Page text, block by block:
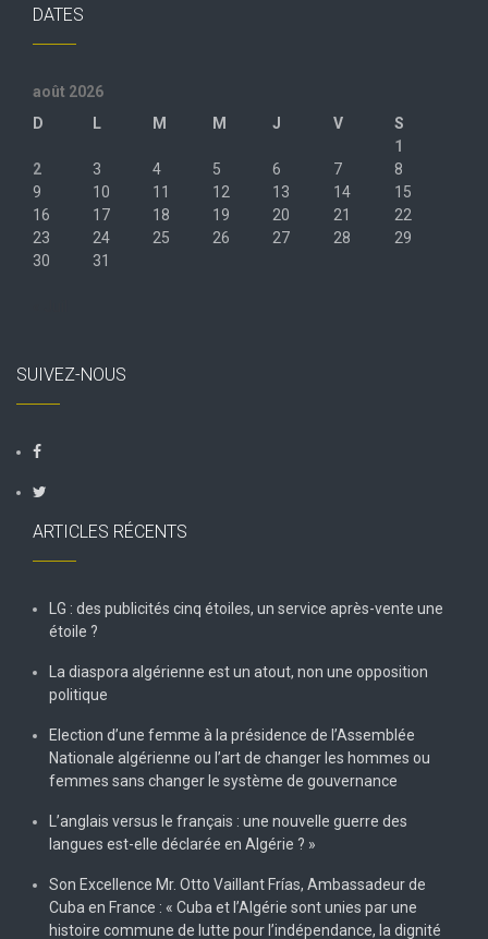
DATES
août 2026
D
L M M J V
S
1
2
3 4 5 6 7
8
9
10 11 12 13 14
15
16
17 18 19 20 21
22
23
24 25 26 27 28
29
30
31
SUIVEZ-NOUS
ARTICLES RÉCENTS
LG : des publicités cinq étoiles, un service après-vente une
étoile ?
La diaspora algérienne est un atout, non une opposition
politique
Election d’une femme à la présidence de l’Assemblée
Nationale algérienne ou l’art de changer les hommes ou
femmes sans changer le système de gouvernance
L’anglais versus le français : une nouvelle guerre des
langues est-elle déclarée en Algérie ? »
Son Excellence Mr. Otto Vaillant Frías, Ambassadeur de
Cuba en France : « Cuba et l’Algérie sont unies par une
histoire commune de lutte pour l’indépendance, la dignité